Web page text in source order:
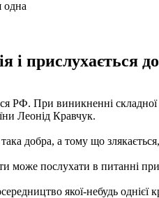
і прислухається
При виникненні складної
Леонід Кравчук.
добра, а тому що
послухати в питанні
якої-небудь